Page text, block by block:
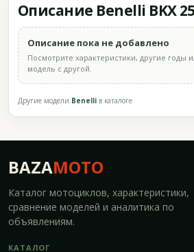
Описание Benelli BKX
Описание пока не добавлено
Посмотрите характеристики, другие годы
модель с другой.
Другие модели Benelli в каталоге
BAZAMOTO
Каталог мотоциклов, характеристики,
сравнение моделей и аналитика по
объявлениям.
КАТАЛОГ